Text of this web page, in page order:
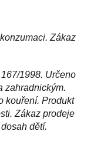
Zákaz
1998. Určeno
zahradnickým.
kouření. Produkt
Zákaz prodeje
dětí.